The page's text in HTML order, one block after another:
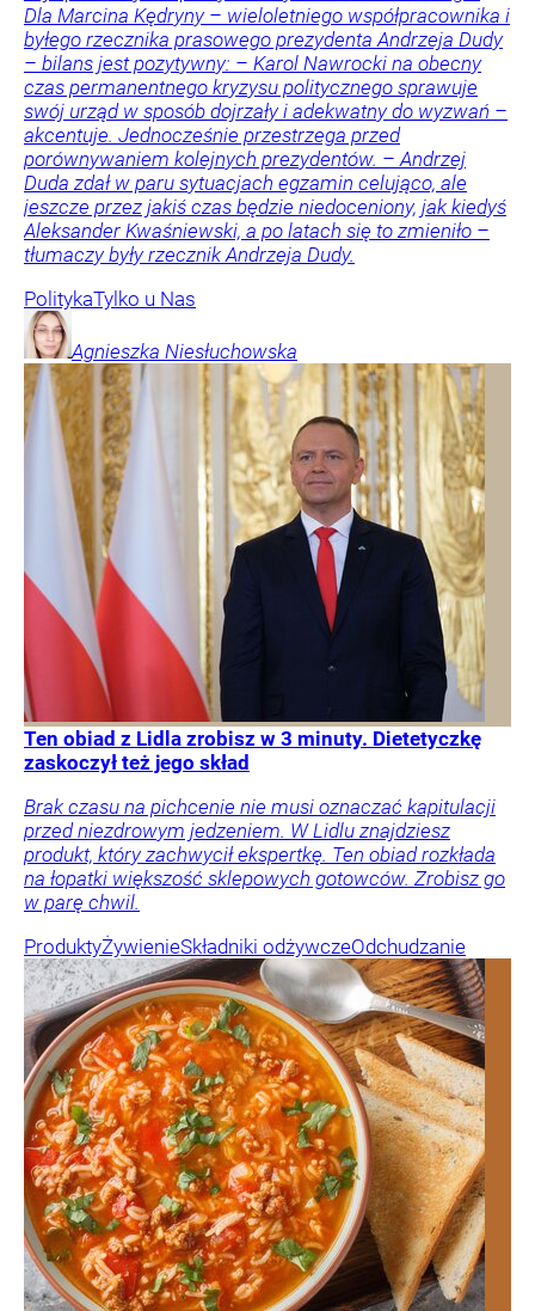
Dla Marcina Kędryny – wieloletniego współpracownika i
byłego rzecznika prasowego prezydenta Andrzeja Dudy
– bilans jest pozytywny: – Karol Nawrocki na obecny
czas permanentnego kryzysu politycznego sprawuje
swój urząd w sposób dojrzały i adekwatny do wyzwań –
akcentuje. Jednocześnie przestrzega przed
porównywaniem kolejnych prezydentów. – Andrzej
Duda zdał w paru sytuacjach egzamin celująco, ale
jeszcze przez jakiś czas będzie niedoceniony, jak kiedyś
Aleksander Kwaśniewski, a po latach się to zmieniło –
tłumaczy były rzecznik Andrzeja Dudy.
PolitykaTylko u Nas
Agnieszka Niesłuchowska
Ten obiad z Lidla zrobisz w 3 minuty. Dietetyczkę
zaskoczył też jego skład
Brak czasu na pichcenie nie musi oznaczać kapitulacji
przed niezdrowym jedzeniem. W Lidlu znajdziesz
produkt, który zachwycił ekspertkę. Ten obiad rozkłada
na łopatki większość sklepowych gotowców. Zrobisz go
w parę chwil.
ProduktyŻywienieSkładniki odżywczeOdchudzanie